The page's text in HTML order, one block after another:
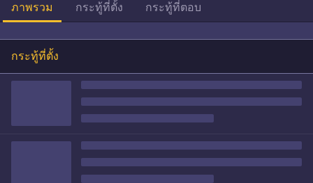
ภาพรวม กระทู้ที่ตั้ง กระทู้ที่ตอบ
กระทู้ที่ตั้ง